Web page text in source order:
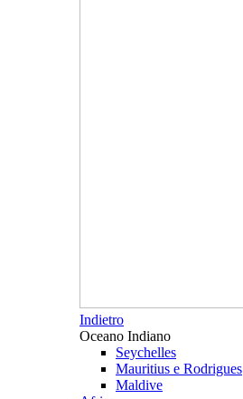
Indietro
Oceano Indiano
Seychelles
Mauritius e Rodrigues
Maldive